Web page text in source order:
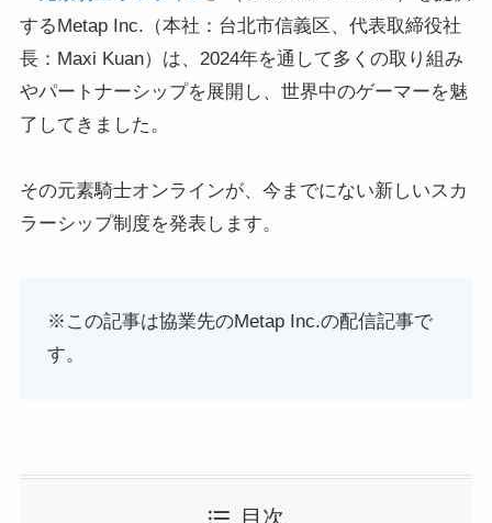
するMetap Inc.（本社：台北市信義区、代表取締役社
長：Maxi Kuan）は、2024年を通して多くの取り組み
やパートナーシップを展開し、世界中のゲーマーを魅
了してきました。
その元素騎士オンラインが、今までにない新しいスカ
ラーシップ制度を発表します。
※この記事は協業先のMetap Inc.の配信記事で
す。
目次